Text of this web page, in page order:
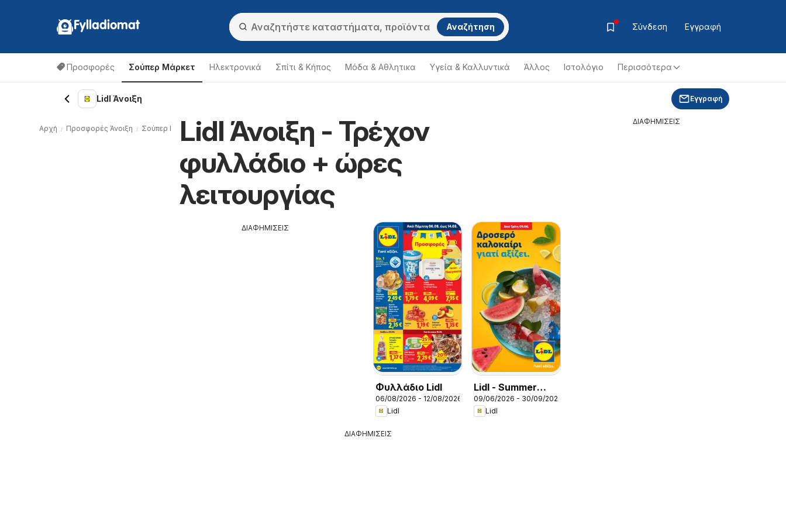
Fylladiomat Αναζήτηση Σύνδεση Εγγραφή
Προσφορές Σούπερ Μάρκετ Hλεκτρονικά Σπίτι & Κήπος Μόδα & Aθλητικα Υγεία & Καλλυντικά Άλλος Ιστολόγιο Περισσότερα
Lidl Άνοιξη Εγγραφή
Lidl Άνοιξη - Τρέχον
φυλλάδιο + ώρες
λειτουργίας
ΔΙΑΦΗΜΙΣΕΙΣ
Φυλλάδιο Lidl
06/08/2026 - 12/08/2026
Lidl
Lidl - Summer
Booklet
09/06/2026 - 30/09/2026
Lidl
ΔΙΑΦΗΜΙΣΕΙΣ
Αρχή Προσφορές Άνοιξη Σούπερ Μάρκετ Άνοιξη Lidl Άνοιξη
ΔΙΑΦΗΜΙΣΕΙΣ